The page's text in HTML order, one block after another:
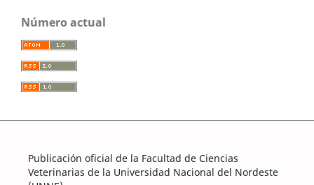
Número actual
Publicación oficial de la Facultad de Ciencias
Veterinarias de la Universidad Nacional del Nordeste